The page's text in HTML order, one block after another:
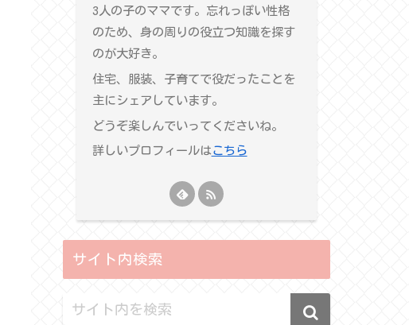
3人の子のママです。忘れっぽい性格
のため、身の周りの役立つ知識を探す
のが大好き。
住宅、服装、子育てで役だったことを
主にシェアしています。
どうぞ楽しんでいってくださいね。
詳しいプロフィールは こちら
サイト内検索